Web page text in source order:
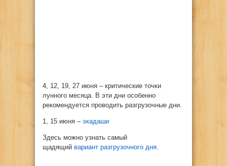
4, 12, 19, 27 июня – критические точки
лунного месяца. В эти дни особенно
рекомендуется проводить разгрузочные дни.
1, 15 июня – экадаши
Здесь можно узнать самый
щадящий вариант разгрузочного дня.